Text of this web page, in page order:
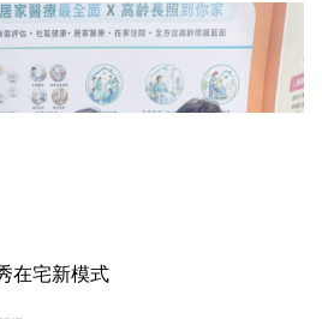
在宅新模式